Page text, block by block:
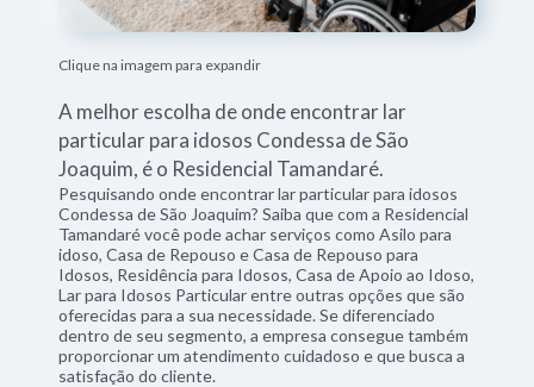
Clique na imagem para expandir
A melhor escolha de onde encontrar lar
particular para idosos Condessa de São
Joaquim, é o Residencial Tamandaré.
Pesquisando onde encontrar lar particular para idosos
Condessa de São Joaquim? Saiba que com a Residencial
Tamandaré você pode achar serviços como Asilo para
idoso, Casa de Repouso e Casa de Repouso para
Idosos, Residência para Idosos, Casa de Apoio ao Idoso,
Lar para Idosos Particular entre outras opções que são
oferecidas para a sua necessidade. Se diferenciado
dentro de seu segmento, a empresa consegue também
proporcionar um atendimento cuidadoso e que busca a
satisfação do cliente.